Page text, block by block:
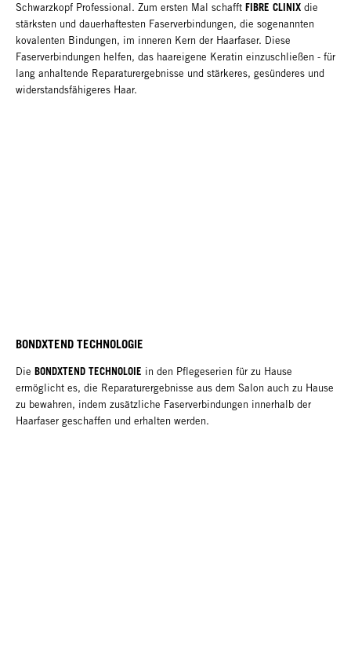
Schwarzkopf Professional. Zum ersten Mal schafft FIBRE CLINIX die
stärksten und dauerhaftesten Faserverbindungen, die sogenannten
kovalenten Bindungen, im inneren Kern der Haarfaser. Diese
Faserverbindungen helfen, das haareigene Keratin einzuschließen - für
lang anhaltende Reparaturergebnisse und stärkeres, gesünderes und
widerstandsfähigeres Haar.
BONDXTEND TECHNOLOGIE
Die BONDXTEND TECHNOLOIE in den Pflegeserien für zu Hause
ermöglicht es, die Reparaturergebnisse aus dem Salon auch zu Hause
zu bewahren, indem zusätzliche Faserverbindungen innerhalb der
Haarfaser geschaffen und erhalten werden.